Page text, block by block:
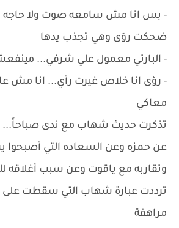
- بس انا مش سامعه صوت ولا حاجه
ضحكت رؤى وهي تجذب يدها
- البارتي معمول علي شرفي...
- رؤى انا خلاص غيرت رأي... انا مش
معاكي
تذكرت حديث شهاب مع ندى صباحاً...
عن حمزه وعن السعاده التي أصبحوا
وتقاربه مع ياقوت وعن سبب أغلاقه
ترددت عبارة شهاب التي سقطت على
مراهقة